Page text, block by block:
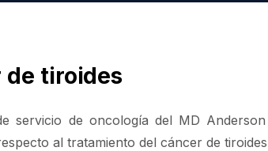
de tiroides
servicio de oncología del MD
al tratamiento del cáncer de